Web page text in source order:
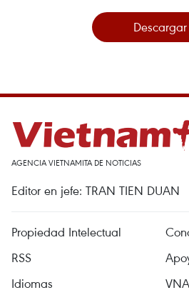
Descargar
AGENCIA VIETNAMITA DE NOTICIAS
Editor en jefe: TRAN TIEN DUAN
Propiedad Intelectual
RSS
Idiomas
VNA